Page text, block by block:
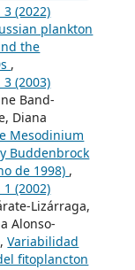
3 (2022)
plankton
the
,
3 (2003)
Band-
Diana
Mesodinium
Buddenbrock
de 1998) ,
1 (2002)
Lizárraga,
Alonso-
Variabilidad
fitoplancton